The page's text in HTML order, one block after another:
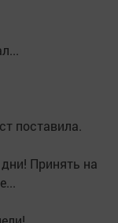
поставила.
Принять на